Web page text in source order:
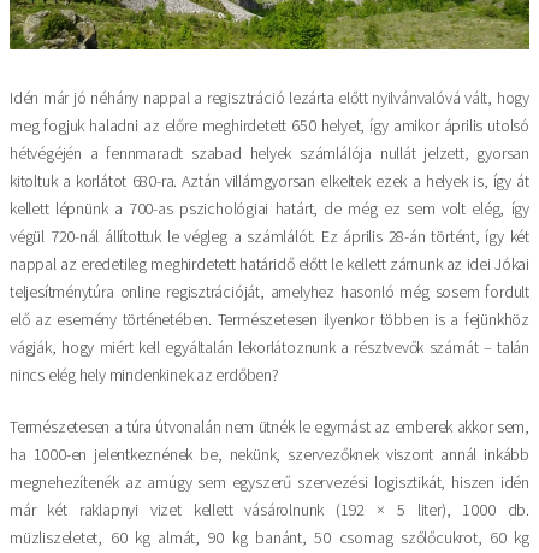
Idén már jó néhány nappal a regisztráció lezárta előtt nyilvánvalóvá vált, hogy
meg fogjuk haladni az előre meghirdetett 650 helyet, így amikor április utolsó
hétvégéjén a fennmaradt szabad helyek számlálója nullát jelzett, gyorsan
kitoltuk a korlátot 680-ra. Aztán villámgyorsan elkeltek ezek a helyek is, így át
kellett lépnünk a 700-as pszichológiai határt, de még ez sem volt elég, így
végül 720-nál állítottuk le végleg a számlálót. Ez április 28-án történt, így két
nappal az eredetileg meghirdetett határidő előtt le kellett zárnunk az idei Jókai
teljesítménytúra online regisztrációját, amelyhez hasonló még sosem fordult
elő az esemény történetében. Természetesen ilyenkor többen is a fejünkhöz
vágják, hogy miért kell egyáltalán lekorlátoznunk a résztvevők számát – talán
nincs elég hely mindenkinek az erdőben?
Természetesen a túra útvonalán nem ütnék le egymást az emberek akkor sem,
ha 1000-en jelentkeznének be, nekünk, szervezőknek viszont annál inkább
megnehezítenék az amúgy sem egyszerű szervezési logisztikát, hiszen idén
már két raklapnyi vizet kellett vásárolnunk (192 × 5 liter), 1000 db.
müzliszeletet, 60 kg almát, 90 kg banánt, 50 csomag szőlőcukrot, 60 kg